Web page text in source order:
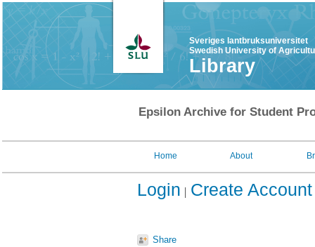
Sveriges lantbruksuniversitet
Swedish University of
Library
Epsilon Archive for Student
Home About
Login Create Account
Share